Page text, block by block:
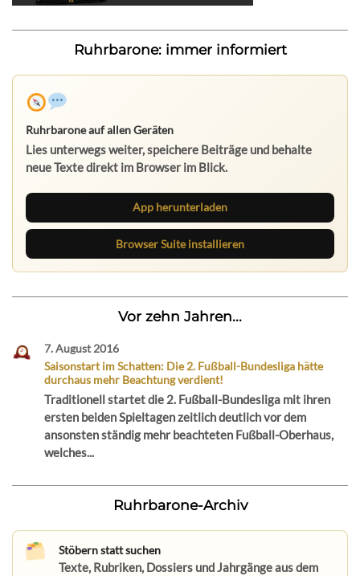
Ruhrbarone: immer informiert
Ruhrbarone auf allen Geräten
Lies unterwegs weiter, speichere Beiträge und behalte
neue Texte direkt im Browser im Blick.
App herunterladen
Browser Suite installieren
Vor zehn Jahren...
7. August 2016
Saisonstart im Schatten: Die 2. Fußball-Bundesliga hätte
durchaus mehr Beachtung verdient!
Traditionell startet die 2. Fußball-Bundesliga mit ihren
ersten beiden Spieltagen zeitlich deutlich vor dem
ansonsten ständig mehr beachteten Fußball-Oberhaus,
welches...
Ruhrbarone-Archiv
Stöbern statt suchen
Texte, Rubriken, Dossiers und Jahrgänge aus dem